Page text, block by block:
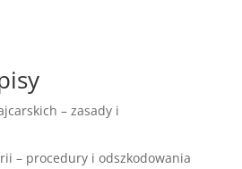
– zasady i
– procedury i odszkodowania